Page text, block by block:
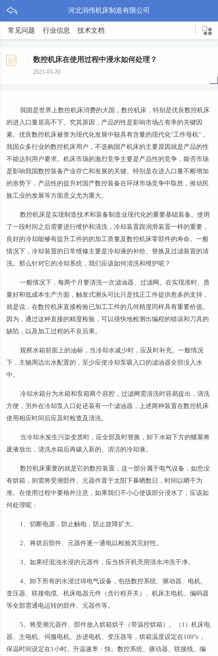
河北润伟机床制造有限公司
常见问题 行业信息 技术文档
数控机床在使用过程中浸水如何处理？
2021-03-20
我国是世界上数控机床消费的大国，数控机床，特别是优良数控机床
的进入口量居高不下。究其原因，产品的性是影响市场占有率的关键因
素。优良数控机床被誉为现代化发展中较具有含量的现代化"工作母机"，
我国众多行业的数控机床用户，不选购国产机床的主要原因就是产品的性
不能达到用户要求。机床市场的激烈竞争主要是产品性的竞争，能否市场
是影响我国数控装备产业存亡和发展的关键。特别是在进入口量不断增加
的形势下，产品性的提升对国产数控装备在环球市场竞争中取胜，推动民
族工业的发展等方面意义尤为重大。
数控机床是实现制造技术和装备制造业现代化的重要基础装备。使用
了一段时间之后需要进行维护和清洗，冷却装置跟润滑装置一样的重要，
良好的冷却能够有提升工件的的加工质量及数控机床零部件的寿命。一般
情况下，冷却装置的日常维修主要是冷却液的补给、替换及过滤装置的清
洗。那么针对它的冷却系统，我们应该如何清洗和维护呢？
一般情况下，每两个月要清洗一次滤油器、过滤网。在实现准时、质
量好和低成本生产方面，触发式测头可比只是找正工件提供愈多的支持，
就是说，在数控机床直接检验已加工工件的几何精度同样具有重要价值。
因为，通过这种直接的精度检验，可以很快地检测出编程的错误和刀具的
缺陷，以及加工过程的不良后果。
观察水箱前面上的油标，当冷却水减少时，应及时补充。一般情况
下，主轴周边出水配置的，至少应使冷却泵吸入口的滤油器全部没入水
中。
冷却水箱分为水箱和泵箱两个容腔，过滤网需清洗时容易提出，清洗
方便，另外在冷却泵入口处还装有一个滤油器，上述两种装置在数控机床
使用相应时间后应及时检查及清洗。
当冷却水发生污染变质时，应全部及时替换，卸下水箱下方的螺塞将
废液放出，清洗水箱后再罐入新的、清洁的冷却液。
数控机床重要的就是它的数控装置，这一部分属于电气设备，如您没
有烘箱，则需将受潮部件、元器件置于太阳下暴晒数日，时间以晒干为
准。在使用过程中要格外注意，如果我们不小心使该部分浸水了，应该如
何处理呢：
1、切断电源，防止触电，防止故障扩大。
2、将烘后部件、元器件逐一通电以检验其完好性。
3、如果经混浊水浸的元器件，应当拆开机壳用清水冲洗干净。
4、卸下所有的水浸过得电气设备，包括数控系统、驱动器、电机、
变压器、联接电缆、机床电器元件（含行程开关）、机床主电机、编码器
等全部需通电运转的部件、元器件等。
5、将受潮元器件、部件放入烘箱烘干（带温控烘箱）。（1）机床电
器、主电机、伺服电机、步进电机、变压器等，烘箱温度设定在100°c，
保温时间设定在1小时。升温速率：快。数控系统、驱动器、联接线、编